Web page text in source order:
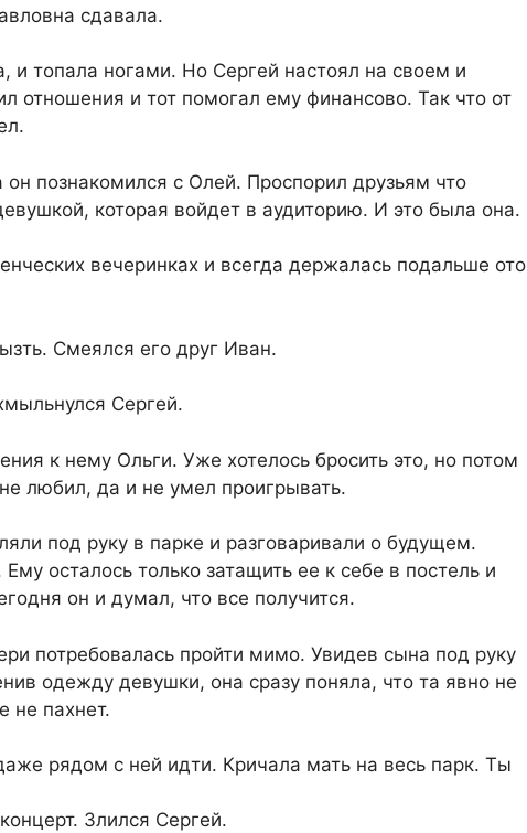
сдавала.
и топала ногами. Но Сергей настоял на своем и
отношения и тот помогал ему финансово. Так что от
он познакомился с Олей. Проспорил друзьям что
которая войдет в аудиторию. И это была она.
вечеринках и всегда держалась подальше ото
Смеялся его друг Иван.
Сергей.
к нему Ольги. Уже хотелось бросить это, но потом
любил, да и не умел проигрывать.
под руку в парке и разговаривали о будущем.
осталось только затащить ее к себе в постель и
он и думал, что все получится.
потребовалась пройти мимо. Увидев сына под руку
одежду девушки, она сразу поняла, что та явно не
не пахнет.
рядом с ней идти. Кричала мать на весь парк. Ты
Злился Сергей.